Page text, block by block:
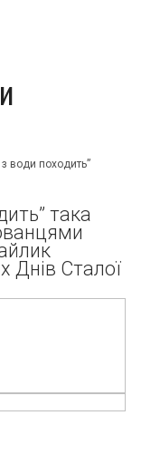
виховання
робота
освіту»
води походить”
така
Днів Сталої